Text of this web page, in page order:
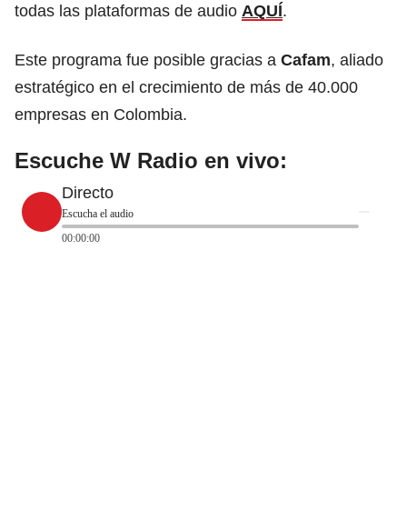
todas las plataformas de audio AQUÍ.
Este programa fue posible gracias a Cafam, aliado
estratégico en el crecimiento de más de 40.000
empresas en Colombia.
Escuche W Radio en vivo:
Directo
Escucha el audio
00:00:00